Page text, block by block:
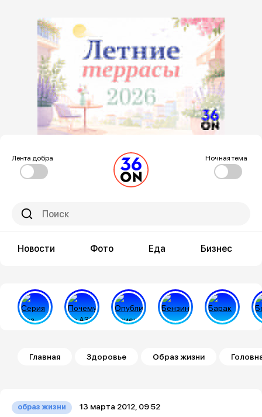
Лента добра Ночная тема
Новости Фото Еда Бизнес
Строка навигации
Главная Здоровье Образ жизни
образ жизни 13 марта 2012, 09:52